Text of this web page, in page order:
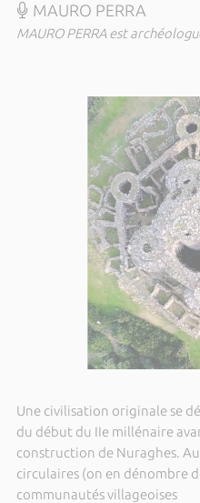
MAURO PERRA
MAURO PERRA est
Une civilisation originale se
du début du IIe millénaire
construction de Nuraghes.
circulaires (on en dénombre
communautés villageoises